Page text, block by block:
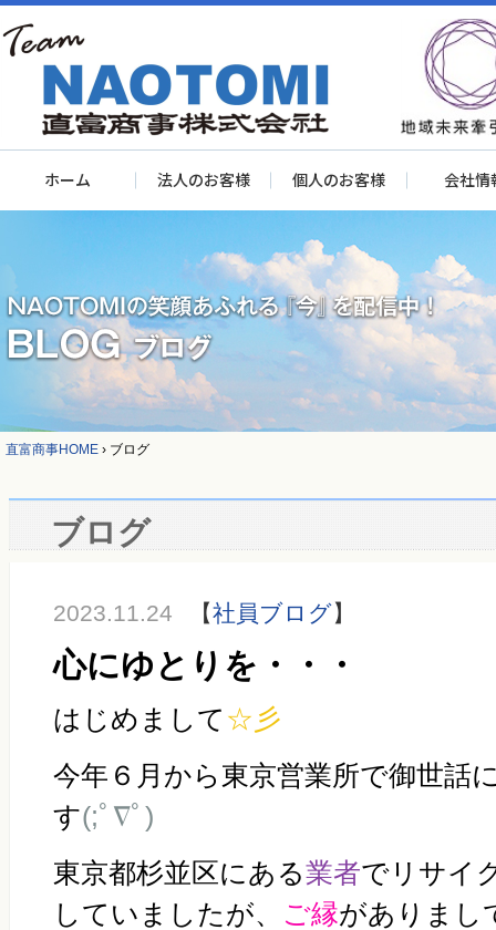
ホーム 法人のお客様 個人のお客様 会社情
直富商事HOME › ブログ
ブログ
2023.11.24 【社員ブログ】
心にゆとりを・・・
はじめまして ☆彡
今年６月から東京営業所で御世話
す(;ﾟ∇ﾟ)
東京都杉並区にある業者でリサイ
していましたが、 ご縁がありまし